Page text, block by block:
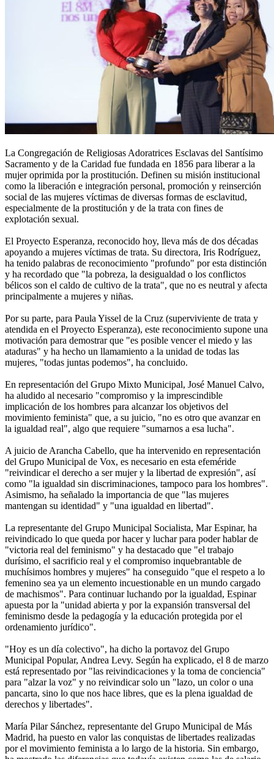
La Congregación de Religiosas Adoratrices Esclavas del Santísimo
Sacramento y de la Caridad fue fundada en 1856 para liberar a la
mujer oprimida por la prostitución. Definen su misión institucional
como la liberación e integración personal, promoción y reinserción
social de las mujeres víctimas de diversas formas de esclavitud,
especialmente de la prostitución y de la trata con fines de
explotación sexual.
El Proyecto Esperanza, reconocido hoy, lleva más de dos décadas
apoyando a mujeres víctimas de trata. Su directora, Iris Rodríguez,
ha tenido palabras de reconocimiento "profundo" por esta distinción
y ha recordado que "la pobreza, la desigualdad o los conflictos
bélicos son el caldo de cultivo de la trata", que no es neutral y afecta
principalmente a mujeres y niñas.
Por su parte, para Paula Yissel de la Cruz (superviviente de trata y
atendida en el Proyecto Esperanza), este reconocimiento supone una
motivación para demostrar que "es posible vencer el miedo y las
ataduras" y ha hecho un llamamiento a la unidad de todas las
mujeres, "todas juntas podemos", ha concluido.
En representación del Grupo Mixto Municipal, José Manuel Calvo,
ha aludido al necesario "compromiso y la imprescindible
implicación de los hombres para alcanzar los objetivos del
movimiento feminista" que, a su juicio, "no es otro que avanzar en
la igualdad real", algo que requiere "sumarnos a esa lucha".
A juicio de Arancha Cabello, que ha intervenido en representación
del Grupo Municipal de Vox, es necesario en esta efeméride
"reivindicar el derecho a ser mujer y la libertad de expresión", así
como "la igualdad sin discriminaciones, tampoco para los hombres".
Asimismo, ha señalado la importancia de que "las mujeres
mantengan su identidad" y "una igualdad en libertad".
La representante del Grupo Municipal Socialista, Mar Espinar, ha
reivindicado lo que queda por hacer y luchar para poder hablar de
"victoria real del feminismo" y ha destacado que "el trabajo
durísimo, el sacrificio real y el compromiso inquebrantable de
muchísimos hombres y mujeres" ha conseguido "que el respeto a lo
femenino sea ya un elemento incuestionable en un mundo cargado
de machismos". Para continuar luchando por la igualdad, Espinar
apuesta por la "unidad abierta y por la expansión transversal del
feminismo desde la pedagogía y la educación protegida por el
ordenamiento jurídico".
"Hoy es un día colectivo", ha dicho la portavoz del Grupo
Municipal Popular, Andrea Levy. Según ha explicado, el 8 de marzo
está representado por "las reivindicaciones y la toma de conciencia"
para "alzar la voz" y no reivindicar solo un "lazo, un color o una
pancarta, sino lo que nos hace libres, que es la plena igualdad de
derechos y libertades".
María Pilar Sánchez, representante del Grupo Municipal de Más
Madrid, ha puesto en valor las conquistas de libertades realizadas
por el movimiento feminista a lo largo de la historia. Sin embargo,